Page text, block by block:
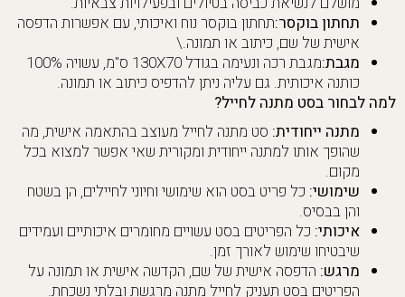
תחתון בוקסר:תחתון בוקסר נוח ואיכותי, עם אפשרות הדפסה
אישית של שם, כיתוב או תמונה.\
מגבת:
מגבת רכה ונעימה בגודל 130X70 ס"מ, עשויה 100%
כותנה איכותית. גם עליה ניתן להדפיס כיתוב או תמונה.
למה לבחור בסט מתנה לחייל?
מתנה ייחודית: סט מתנה לחייל מעוצב בהתאמה אישית, מה
שהופך אותו למתנה ייחודית ומקורית שאי אפשר למצוא בכל
מקום.
שימושי: כל פריט בסט הוא שימושי וחיוני לחיילים, הן בשטח
והן בבסיס.
איכותי: כל הפריטים בסט עשויים מחומרים איכותיים ועמידים
שיבטיחו שימוש לאורך זמן.
מרגש: הדפסה אישית של שם, הקדשה אישית או תמונה על
הפריטים בסט תעניק לחייל מתנה מרגשת ובלתי נשכחת.